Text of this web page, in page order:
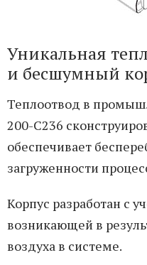
Уникальная
и бесшумный
Теплоотвод в
200-C236
обеспечивает
загруженности
Корпус разработан с
возникающей в
воздуха в системе.